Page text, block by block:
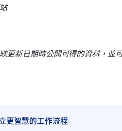
更新日期時公開可得的資料，並
更智慧的工作流程